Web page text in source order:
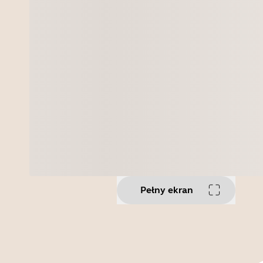
Pełny ekran